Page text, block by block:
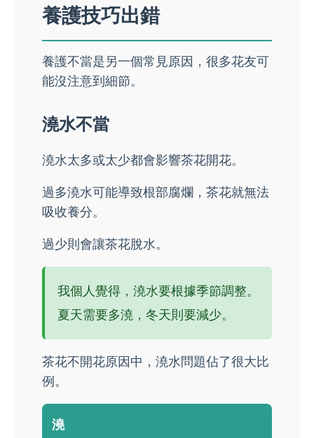
養護技巧出錯
養護不當是另一個常見原因，很多花友可
能沒注意到細節。
澆水不當
澆水太多或太少都會影響茶花開花。
過多澆水可能導致根部腐爛，茶花就無法
吸收養分。
過少則會讓茶花脫水。
我個人覺得，澆水要根據季節調整。
夏天需要多澆，冬天則要減少。
茶花不開花原因中，澆水問題佔了很大比
例。
澆